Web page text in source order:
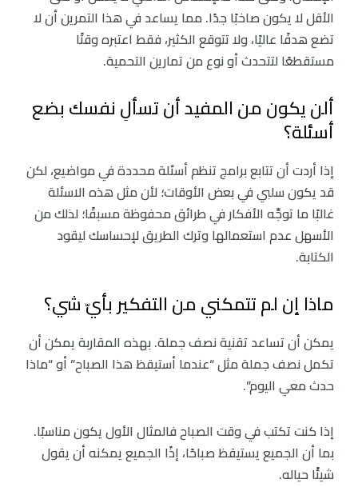
الأقل لا يكون صاخبًا جدًا. مما يساعد في هذا التمرين أن لا
تضع هدفًا عاليًا، ولا تتوقع الكثير، فقط اعتبره وقتًا
مستقطعًا لتتحدث أو نوع من تمارين التحمية.
ألن يكون من المفيد أن تسألِ نفسك بضع
أسئلة؟
إذا أردت أن تتابع برامج تنظم أسئلة محددة في مواضيع، لكن
قد يكون سلبي في بعض الأوقات؛ لأن مثل هذه الاسئلة
غالبًا ما توجِّه الأفكار في طرائق محفوظة مسبقًا؛ لذلك من
الأسهل عدم استعمالها وترك الطريق لإحساسك ليقود
الكتابة.
ماذا إن لم تتمكني من التفكير بأيّ شي؟
يمكن أن تساعد تقنية نصف جملة. بهذه المقاربة يمكن أن
تكمل نصف جملة مثل “عندما أستيقظ هذا الصباح” أو “ماذا
حدث معي اليوم”.
إذا كنت تكتب في وقت الصباح فالمثال الأول يكون مناسبًا.
بما أن الجميع يستيقظ صباحًا، إذًا الجميع يمكنه أن يقول
شيئًا حياله.